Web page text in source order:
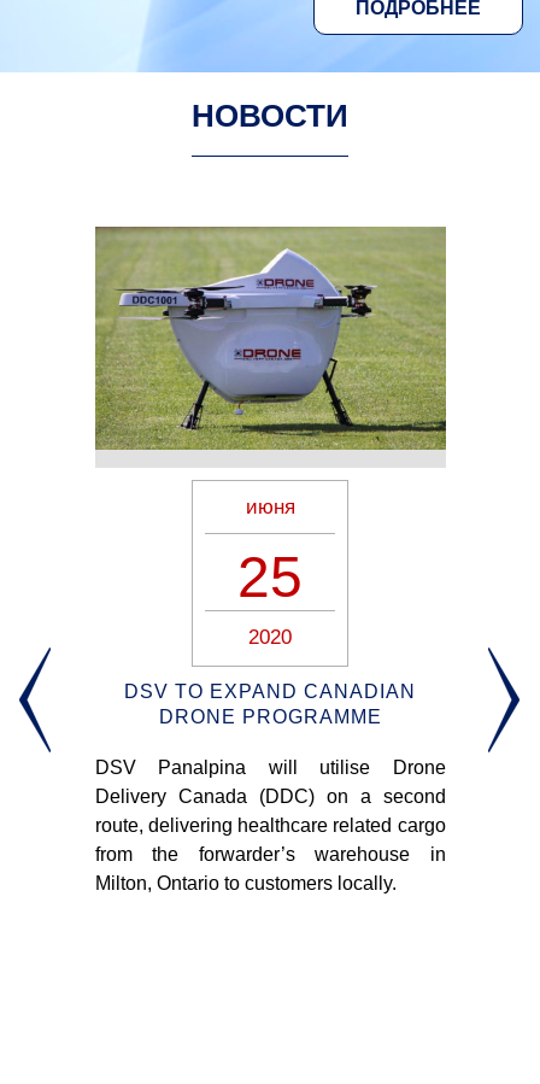
ПОДРОБНЕЕ
НОВОСТИ
июня
25
2020
DSV TO EXPAND CANADIAN
DRONE PROGRAMME
DSV Panalpina will utilise Drone
Delivery Canada (DDC) on a second
route, delivering healthcare related cargo
from the forwarder’s warehouse in
Milton, Ontario to customers locally.